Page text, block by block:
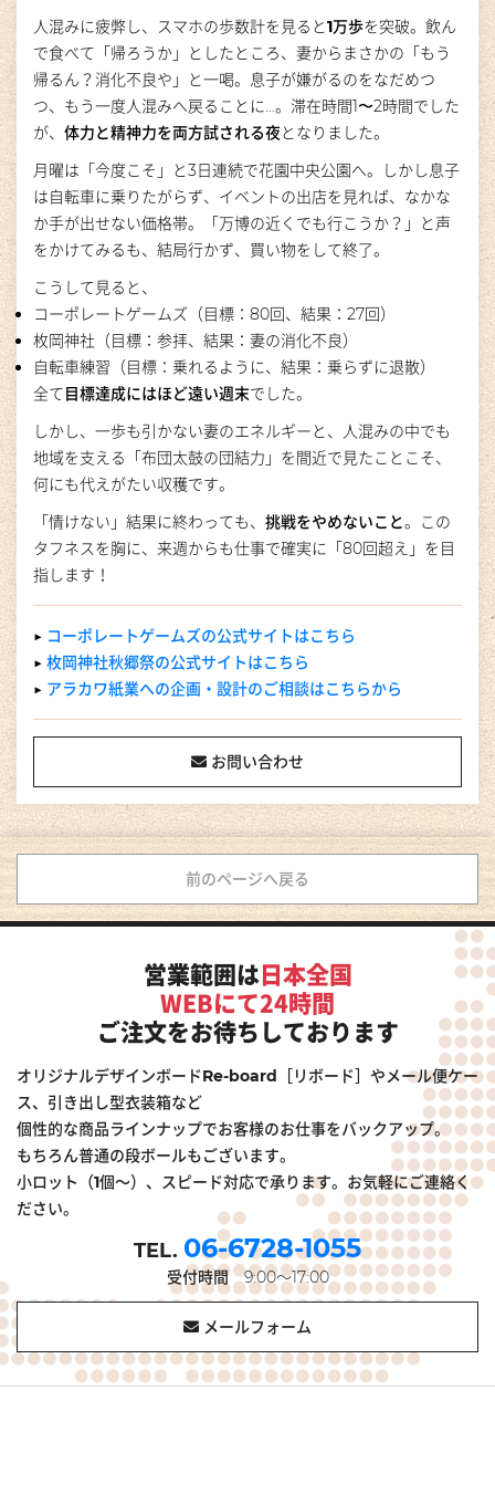
人混みに疲弊し、スマホの歩数計を見ると1万歩を突破。飲ん
で食べて「帰ろうか」としたところ、妻からまさかの「もう
帰るん？消化不良や」と一喝。息子が嫌がるのをなだめつ
つ、もう一度人混みへ戻ることに…。滞在時間1〜2時間でした
が、 体力と精神力を両方試される夜となりました。
月曜は「今度こそ」と3日連続で花園中央公園へ。しかし息子
は自転車に乗りたがらず、イベントの出店を見れば、なかな
か手が出せない価格帯。「万博の近くでも行こうか？」と声
をかけてみるも、結局行かず、買い物をして終了。
こうして見ると、
コーポレートゲームズ（目標：80回、結果：27回）
枚岡神社（目標：参拝、結果：妻の消化不良）
自転車練習（目標：乗れるように、結果：乗らずに退散）
全て目標達成にはほど遠い週末でした。
しかし、一歩も引かない妻のエネルギーと、人混みの中でも
地域を支える「布団太鼓の団結力」を間近で見たことこそ、
何にも代えがたい収穫です。
「情けない」結果に終わっても、 挑戦をやめないこと。この
タフネスを胸に、来週からも仕事で確実に「80回超え」を目
指します！
▶︎ コーポレートゲームズの公式サイトはこちら
▶︎ 枚岡神社秋郷祭の公式サイトはこちら
▶︎ アラカワ紙業への企画・設計のご相談はこちらから
お問い合わせ
前のページへ戻る
営業範囲は日本全国
WEBにて24時間
ご注文をお待ちしております
オリジナルデザインボードRe-board［リボード］やメール便ケー
ス、引き出し型衣装箱など
個性的な商品ラインナップでお客様のお仕事をバックアップ。
もちろん普通の段ボールもございます。
小ロット（1個～）、スピード対応で承ります。お気軽にご連絡く
ださい。
06-6728-1055
受付時間9:00～17:00
メールフォーム